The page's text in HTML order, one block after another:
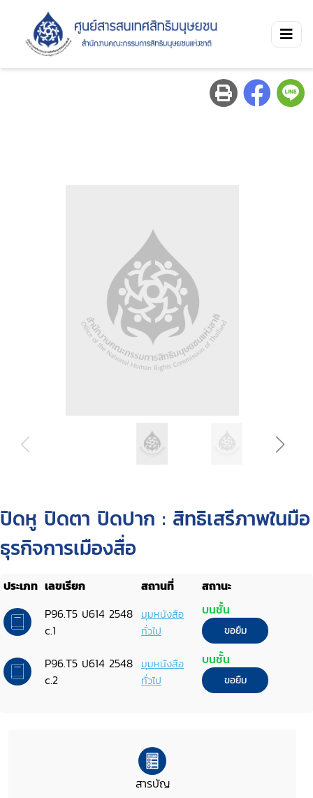
ปิดหู ปิดตา ปิดปาก : สิทธิเสรีภาพในมือ
ธุรกิจการเมืองสื่อ
ประเภท เลขเรียก สถานที่
สถานะ
P96.T5 ป614 2548
c.1
มุมหนังสือ
ทั่วไป
บนชั้น
ขอยืม
P96.T5 ป614 2548
c.2
มุมหนังสือ
ทั่วไป
บนชั้น
ขอยืม
สารบัญ